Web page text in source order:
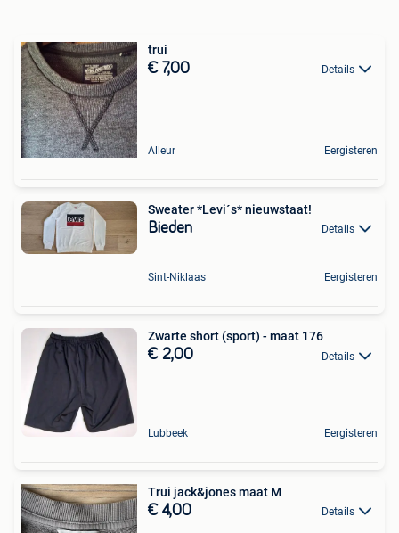
trui
€ 7,00 Details
Alleur Eergisteren
Sweater *Levi´s* nieuwstaat!
Bieden Details
Sint-Niklaas Eergisteren
Zwarte short (sport) - maat 176
€ 2,00 Details
Lubbeek Eergisteren
Trui jack&jones maat M
€ 4,00 Details